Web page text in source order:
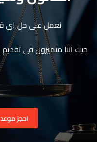
نعمل على حل اي
احجز موعد